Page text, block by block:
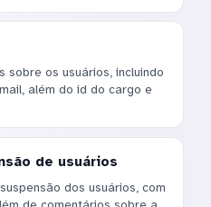
sobre os usuários, incluindo
além do id do cargo e
de usuários
dos usuários, com